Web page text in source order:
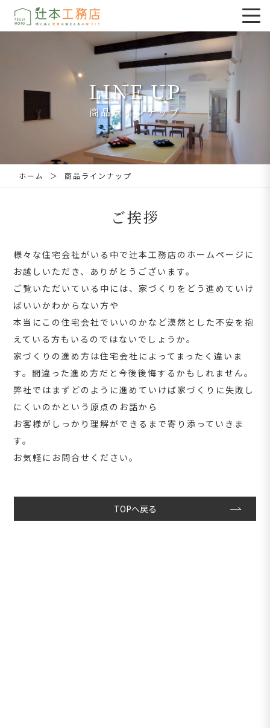
LINE UP
商品ラインナップ
横浜・川崎・鎌倉の注文住宅｜辻󠄀
ホーム 商品ラインナップ
ご挨拶
様々な住宅会社がいる中で辻󠄀本工務店のホームページに
お越しいただき、ありがとうございます。
ご覧いただいている中には、家づくりをどう進めていけ
ばいいかわからない方や
本当にこの住宅会社でいいのかなど漠然とした不安を抱
えている方もいるのではないでしょうか。
家づくりの進め方は住宅会社によってまったく違いま
す。間違った進め方だと今後後悔するかもしれません。
弊社ではまずどのように進めていけば家づくりに失敗し
にくいのかという原点のお話から
お客様がしっかり理解ができるまで寄り添っていきま
す。
お気軽にお問合せください。
TOPへ戻る